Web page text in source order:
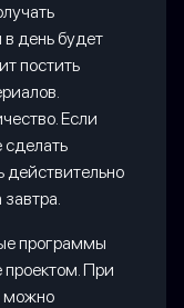
в день будет
постить
Если
сделать
действительно
программы
проектом. При
можно